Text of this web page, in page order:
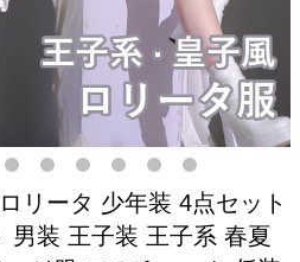
リータ 少年装 4点セット
男装 王子装 王子系 春夏